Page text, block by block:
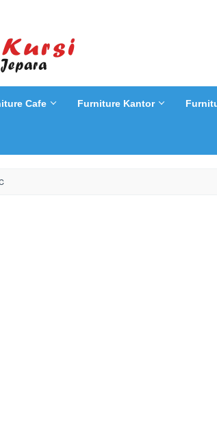
Cafe Furniture Kantor